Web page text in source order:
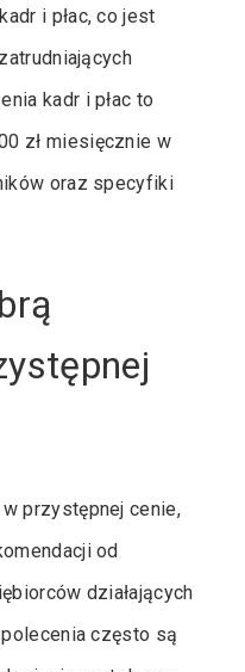
i płac, co jest
kadr i płac to
zł miesięcznie w
oraz specyfiki
przystępnej cenie,
od
działających
często są